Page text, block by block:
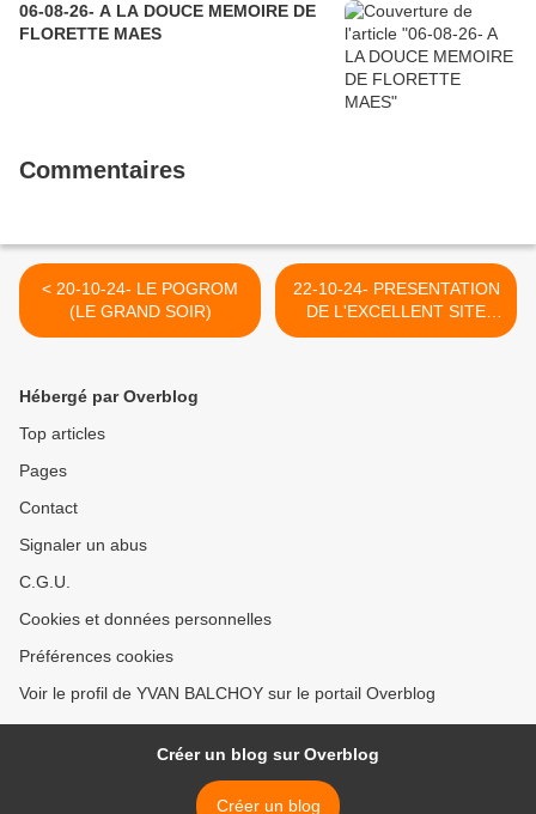
06-08-26- A LA DOUCE MEMOIRE DE
FLORETTE MAES
Commentaires
< 20-10-24- LE POGROM
(LE GRAND SOIR)
22-10-24- PRESENTATION
DE L'EXCELLENT SITE
"INVESTIG'ACTION" DE
Hébergé par Overblog
Top articles
Pages
Contact
Signaler un abus
C.G.U.
Cookies et données personnelles
Préférences cookies
Voir le profil de YVAN BALCHOY sur le portail Overblog
Créer un blog sur Overblog
Créer un blog